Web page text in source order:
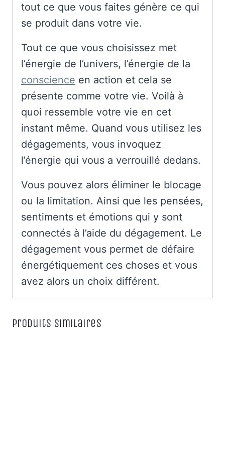
tout ce que vous faites génère ce qui
se produit dans votre vie.
Tout ce que vous choisissez met
l’énergie de l’univers, l’énergie de la
conscience en action et cela se
présente comme votre vie. Voilà à
quoi ressemble votre vie en cet
instant même. Quand vous utilisez les
dégagements, vous invoquez
l’énergie qui vous a verrouillé dedans.
Vous pouvez alors éliminer le blocage
ou la limitation. Ainsi que les pensées,
sentiments et émotions qui y sont
connectés à l’aide du dégagement. Le
dégagement vous permet de défaire
énergétiquement ces choses et vous
avez alors un choix différent.
Produits similaires